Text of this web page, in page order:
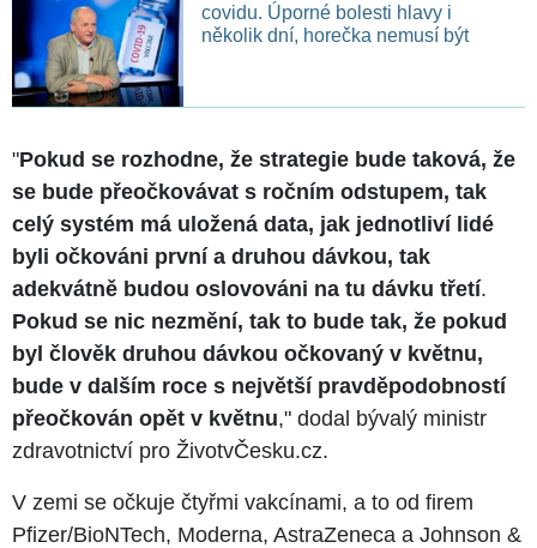
covidu. Úporné bolesti hlavy i
několik dní, horečka nemusí být
"Pokud se rozhodne, že strategie bude taková, že
se bude přeočkovávat s ročním odstupem, tak
celý systém má uložená data, jak jednotliví lidé
byli očkováni první a druhou dávkou, tak
adekvátně budou oslovováni na tu dávku třetí.
Pokud se nic nezmění, tak to bude tak, že pokud
byl člověk druhou dávkou očkovaný v květnu,
bude v dalším roce s největší pravděpodobností
přeočkován opět v květnu," dodal bývalý ministr
zdravotnictví pro ŽivotvČesku.cz.
V zemi se očkuje čtyřmi vakcínami, a to od firem
Pfizer/BioNTech, Moderna, AstraZeneca a Johnson &